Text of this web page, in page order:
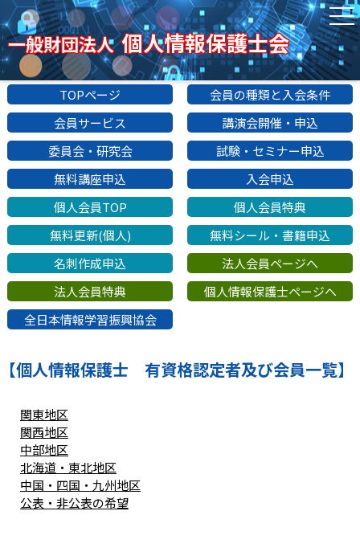
一般財団法人 個人情報保護士会
TOPページ
会員の種類と入会条件
会員サービス
講演会開催・申込
委員会・研究会
試験・セミナー申込
無料講座申込
入会申込
個人会員TOP
個人会員特典
無料更新(個人)
無料シール・書籍申込
名刺作成申込
法人会員ページへ
法人会員特典
個人情報保護士ページへ
全日本情報学習振興協会
【個人情報保護士 有資格認定者及び会員一覧】
関東地区
関西地区
中部地区
北海道・東北地区
中国・四国・九州地区
公表・非公表の希望